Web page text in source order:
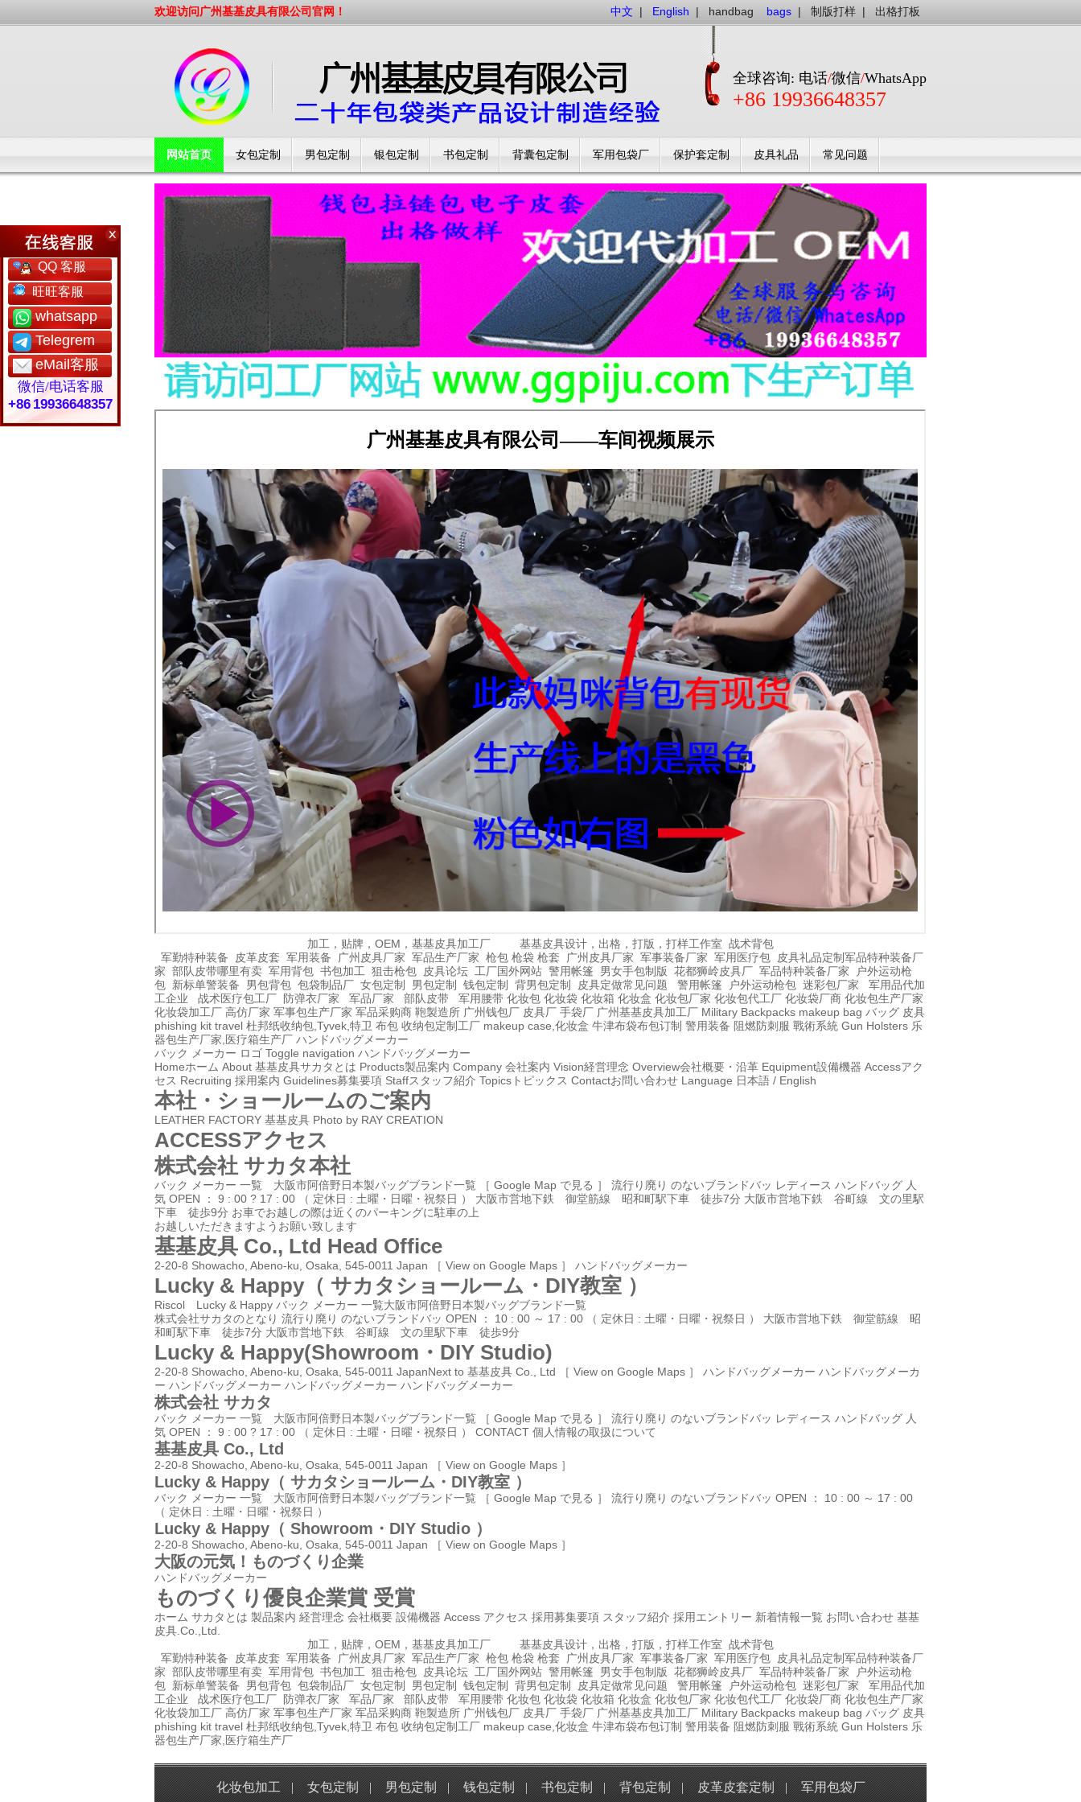
欢迎访问广州基基皮具有限公司官网！ 中文 | English | handbag bags | 制版打样 | 出格打板
全球咨询: 电话/微信/WhatsApp
+86 19936648357
网站首页 女包定制 男包定制 银包定制 书包定制 背囊包定制 军用包袋厂 保护套定制 皮具礼品 常见问题
工厂简介
加工，贴牌，OEM，基基皮具加工厂 基基皮具设计，出格，打版，打样工作室 战术背包
军勤特种装备
皮革皮套 军用装备 广州皮具厂家 军品生产厂家 枪包 枪袋 枪套 广州皮具厂家 军事装备厂家 军用医疗包 皮具礼品定制军品特种装备厂
家 部队皮带哪里有卖 军用背包 书包加工 狙击枪包 皮具论坛 工厂国外网站 警用帐篷 男女手包制版 花都狮岭皮具厂 军品特种装备厂家
户外运动枪
包 新标单警装备 男包背包 包袋制品厂 女包定制 男包定制 钱包定制 背男包定制 皮具定做常见问题 警用帐篷 户外运动枪包 迷彩包厂家
军用品代加
工企业
战术医疗包工厂 防弹衣厂家 军品厂家 部队皮带 军用腰带 化妆包 化妆袋 化妆箱 化妆盒 化妆包厂家 化妆包代工厂 化妆袋厂商 化妆包生产厂家
化妆袋加工厂 高仿厂家 军事包生产厂家 军品采购商 鞄製造所 广州钱包厂 皮具厂 手袋厂 广州基基皮具加工厂 Military Backpacks makeup bag バッグ 皮具
phishing kit travel 杜邦纸收纳包,Tyvek,特卫 布包 收纳包定制工厂 makeup case,化妆盒 牛津布袋布包订制 警用装备 阻燃防刺服 戰術系統 Gun Holsters 乐
器包生产厂家,医疗箱生产厂 ハンドバッグメーカー
バック メーカー ロゴ Toggle navigation ハンドバッグメーカー
Homeホーム About 基基皮具サカタとは Products製品案内 Company 会社案内 Vision経営理念 Overview会社概要・沿革 Equipment設備機器 Accessアク
セス Recruiting 採用案内 Guidelines募集要項 Staffスタッフ紹介 Topics トピックス Contactお問い合わせ Language 日本語 / English
本社・ショールームのご案内
LEATHER FACTORY 基基皮具 Photo by RAY CREATION
ACCESSアクセス
株式会社 サカタ本社
バック メーカー 一覧 大阪市阿倍野日本製バッグブランド一覧 ［ Google Map で見る ］ 流行り廃り のないブランドバッ レディース ハンドバッグ 人
気 OPEN ： 9 : 00 ? 17 : 00 （ 定休日 : 土曜・日曜・祝祭日 ） 大阪市営地下鉄 御堂筋線 昭和町駅下車 徒歩7分 大阪市営地下鉄 谷町線 文の里駅
下車 徒歩9分 お車でお越しの際は近くのパーキングに駐車の上
お越しいただきますようお願い致します
基基皮具 Co., Ltd Head Office
2-20-8 Showacho, Abeno-ku, Osaka, 545-0011 Japan ［ View on Google Maps ］ ハンドバッグメーカー
Lucky & Happy （ サカタショールーム・DIY教室 ）
Riscol Lucky & Happy バック メーカー 一覧大阪市阿倍野日本製バッグブランド一覧
株式会社サカタのとなり 流行り廃り のないブランドバッ OPEN ： 10 : 00 ～ 17 : 00 （ 定休日 : 土曜・日曜・祝祭日 ） 大阪市営地下鉄 御堂筋線 昭
和町駅下車 徒歩7分 大阪市営地下鉄 谷町線 文の里駅下車 徒歩9分
Lucky & Happy(Showroom・DIY Studio)
2-20-8 Showacho, Abeno-ku, Osaka, 545-0011 JapanNext to 基基皮具 Co., Ltd ［ View on Google Maps ］ ハンドバッグメーカー ハンドバッグメーカ
ー ハンドバッグメーカー ハンドバッグメーカー ハンドバッグメーカー
株式会社 サカタ
バック メーカー 一覧 大阪市阿倍野日本製バッグブランド一覧 ［ Google Map で見る ］ 流行り廃り のないブランドバッ レディース ハンドバッグ 人
気 OPEN ： 9 : 00 ? 17 : 00 （ 定休日 : 土曜・日曜・祝祭日 ） CONTACT 個人情報の取扱について
基基皮具 Co., Ltd
2-20-8 Showacho, Abeno-ku, Osaka, 545-0011 Japan ［ View on Google Maps ］
Lucky & Happy（ サカタショールーム・DIY教室 ）
バック メーカー 一覧 大阪市阿倍野日本製バッグブランド一覧 ［ Google Map で見る ］ 流行り廃り のないブランドバッ OPEN ： 10 : 00 ～ 17 : 00
（ 定休日 : 土曜・日曜・祝祭日 ）
Lucky & Happy（ Showroom・DIY Studio ）
2-20-8 Showacho, Abeno-ku, Osaka, 545-0011 Japan ［ View on Google Maps ］
大阪の元気！ものづくり企業
ハンドバッグメーカー
ものづくり優良企業賞 受賞
ホーム サカタとは 製品案内 経営理念 会社概要 設備機器 Access アクセス 採用募集要項 スタッフ紹介 採用エントリー 新着情報一覧 お問い合わせ 基基
皮具.Co.,Ltd.
加工，贴牌，OEM，基基皮具加工厂
基基皮具设计，出格，打版，打样工作室 战术背包
军勤特种装备
皮革皮套 军用装备 广州皮具厂家 军品生产厂家 枪包 枪袋 枪套 广州皮具厂家 军事装备厂家 军用医疗包 皮具礼品定制军品特种装备厂
家 部队皮带哪里有卖 军用背包 书包加工 狙击枪包 皮具论坛 工厂国外网站 警用帐篷 男女手包制版 花都狮岭皮具厂 军品特种装备厂家
户外运动枪
包 新标单警装备 男包背包 包袋制品厂 女包定制 男包定制 钱包定制 背男包定制 皮具定做常见问题 警用帐篷 户外运动枪包 迷彩包厂家
军用品代加
工企业
战术医疗包工厂 防弹衣厂家 军品厂家 部队皮带 军用腰带 化妆包 化妆袋 化妆箱 化妆盒 化妆包厂家 化妆包代工厂 化妆袋厂商 化妆包生产厂家
化妆袋加工厂 高仿厂家 军事包生产厂家 军品采购商 鞄製造所 广州钱包厂 皮具厂 手袋厂 广州基基皮具加工厂 Military Backpacks makeup bag バッグ 皮具
phishing kit travel 杜邦纸收纳包,Tyvek,特卫 布包 收纳包定制工厂 makeup case,化妆盒 牛津布袋布包订制 警用装备 阻燃防刺服 戰術系統 Gun Holsters 乐
器包生产厂家,医疗箱生产厂
化妆包加工 | 女包定制 | 男包定制 | 钱包定制 | 书包定制 | 背包定制 | 皮革皮套定制 | 军用包袋厂
QQ 客服
旺旺客服
whatsapp
Telegrem
eMail客服
微信/电话客服
+86 19936648357